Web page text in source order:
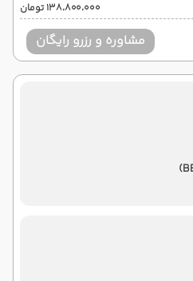
۱۳۸٬۸۰۰٬۰۰۰ تومان
مشاوره و رزرو رایگان